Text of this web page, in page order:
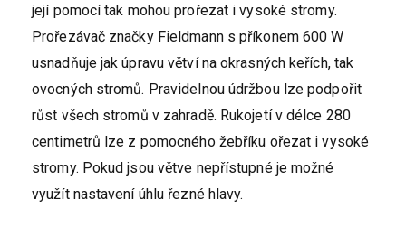
její pomocí tak mohou prořezat i vysoké stromy.
Prořezávač značky Fieldmann s příkonem 600 W
usnadňuje jak úpravu větví na okrasných keřích, tak
ovocných stromů. Pravidelnou údržbou lze podpořit
růst všech stromů v zahradě. Rukojetí v délce 280
centimetrů lze z pomocného žebříku ořezat i vysoké
stromy. Pokud jsou větve nepřístupné je možné
využít nastavení úhlu řezné hlavy.